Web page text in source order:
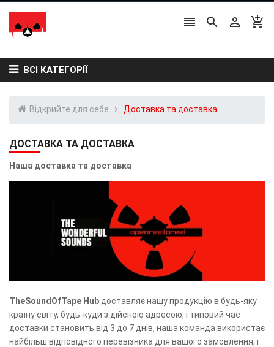
   
ВСІ КАТЕГОРІЇ
Відкрийте для себе Доставка та доставка
ДОСТАВКА ТА ДОСТАВКА
Наша доставка та доставка
TheSoundOfTape Hub доставляє нашу продукцію в будь-яку
країну світу, будь-куди з дійсною адресою, і типовий час
доставки становить від 3 до 7 днів, наша команда використає
найбільш відповідного перевізника для вашого замовлення, і